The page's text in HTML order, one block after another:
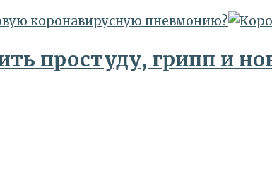
коронавирусную пневмонию?
простуду, грипп и